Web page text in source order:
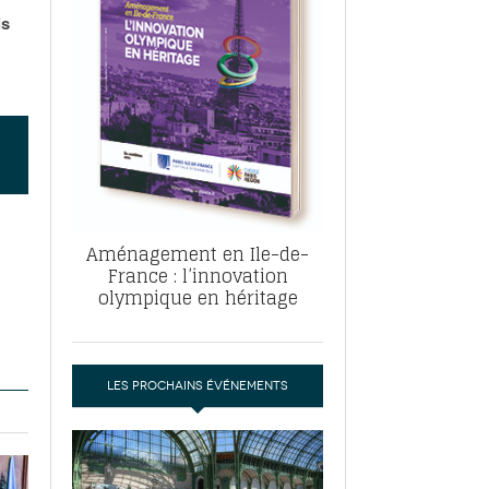
pour
ABF, ZAC : F. Vauglin détaille sa
pour l’urbanisme parisien- 17
de la tech et de la finance
marché de la location de luxe-
Aménagement en Ile-de-
France : l’innovation
olympique en héritage
LES PROCHAINS ÉVÉNEMENTS